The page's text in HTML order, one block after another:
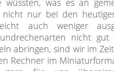
was es an
nur bei den
auch weniger
nicht gut
abringen, sind wir im
Rechner im